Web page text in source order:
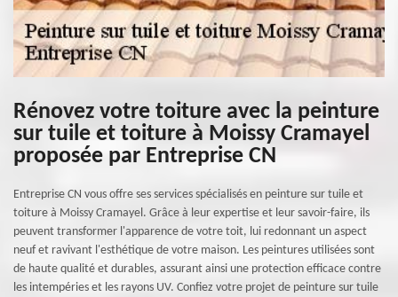
Rénovez votre toiture avec la peinture
sur tuile et toiture à Moissy Cramayel
proposée par Entreprise CN
Entreprise CN vous offre ses services spécialisés en peinture sur tuile et
toiture à Moissy Cramayel. Grâce à leur expertise et leur savoir-faire, ils
peuvent transformer l'apparence de votre toit, lui redonnant un aspect
neuf et ravivant l'esthétique de votre maison. Les peintures utilisées sont
de haute qualité et durables, assurant ainsi une protection efficace contre
les intempéries et les rayons UV. Confiez votre projet de peinture sur tuile